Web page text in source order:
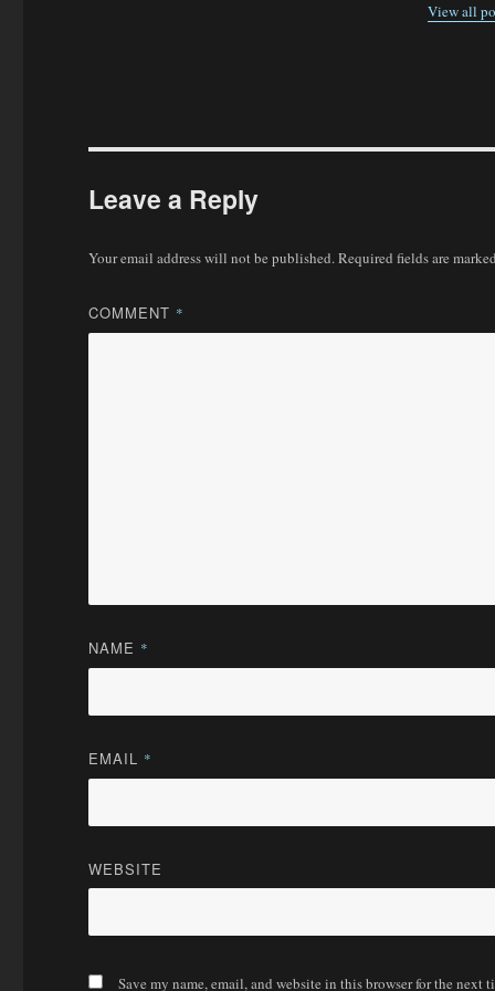
View all
Leave a Reply
Your email address will not be published.Required fields are marked
COMMENT *
NAME *
EMAIL *
WEBSITE
Save my name, email, and website in this browser for the next